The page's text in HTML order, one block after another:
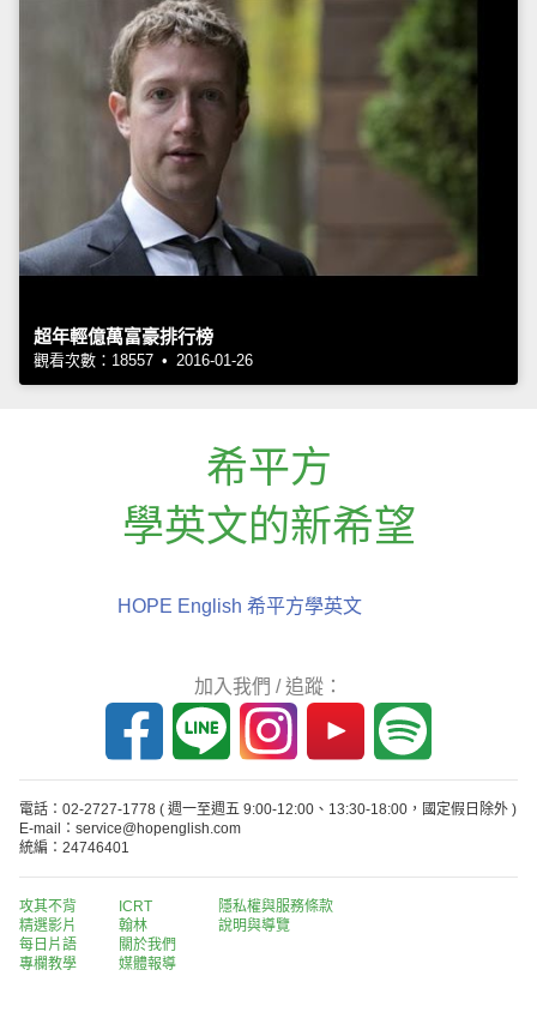
超年輕億萬富豪排行榜
觀看次數：18557 • 2016-01-26
希平方
學英文的新希望
HOPE English 希平方學英文
加入我們 / 追蹤：
電話：02-2727-1778 ( 週一至週五 9:00-12:00、13:30-18:00，國定假日除外 )
E-mail：service@hopenglish.com
統編：24746401
攻其不背
精選影片
每日片語
專欄教學
ICRT
翰林
關於我們
媒體報導
隱私權與服務條款
說明與導覽